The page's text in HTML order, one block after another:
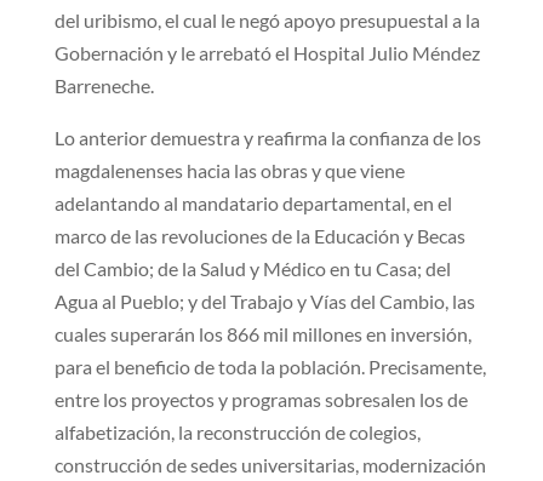
del uribismo, el cual le negó apoyo presupuestal a la
Gobernación y le arrebató el Hospital Julio Méndez
Barreneche.
Lo anterior demuestra y reafirma la confianza de los
magdalenenses hacia las obras y que viene
adelantando al mandatario departamental, en el
marco de las revoluciones de la Educación y Becas
del Cambio; de la Salud y Médico en tu Casa; del
Agua al Pueblo; y del Trabajo y Vías del Cambio, las
cuales superarán los 866 mil millones en inversión,
para el beneficio de toda la población. Precisamente,
entre los proyectos y programas sobresalen los de
alfabetización, la reconstrucción de colegios,
construcción de sedes universitarias, modernización